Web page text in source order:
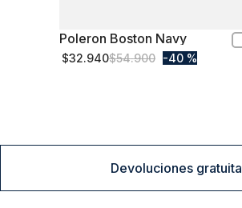
M
Poleron Boston Navy
$32.940$54.900 40 %
Devoluciones